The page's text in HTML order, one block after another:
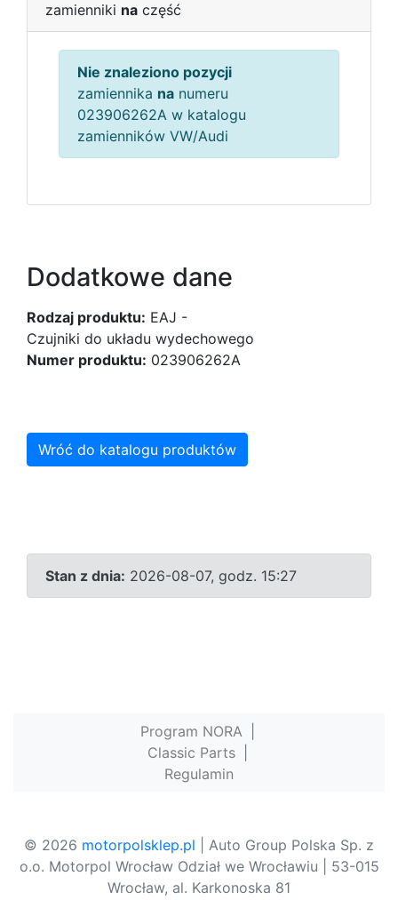
zamienniki na część
Nie znaleziono pozycji
zamiennika na numeru
023906262A w katalogu
zamienników VW/Audi
Dodatkowe dane
Rodzaj produktu: EAJ -
Czujniki do układu wydechowego
Numer produktu: 023906262A
Wróć do katalogu produktów
Stan z dnia: 2026-08-07, godz. 15:27
Program NORA
Classic Parts
Regulamin
© 2026 motorpolsklep.pl | Auto Group Polska Sp. z
o.o. Motorpol Wrocław Odział we Wrocławiu | 53-015
Wrocław, al. Karkonoska 81